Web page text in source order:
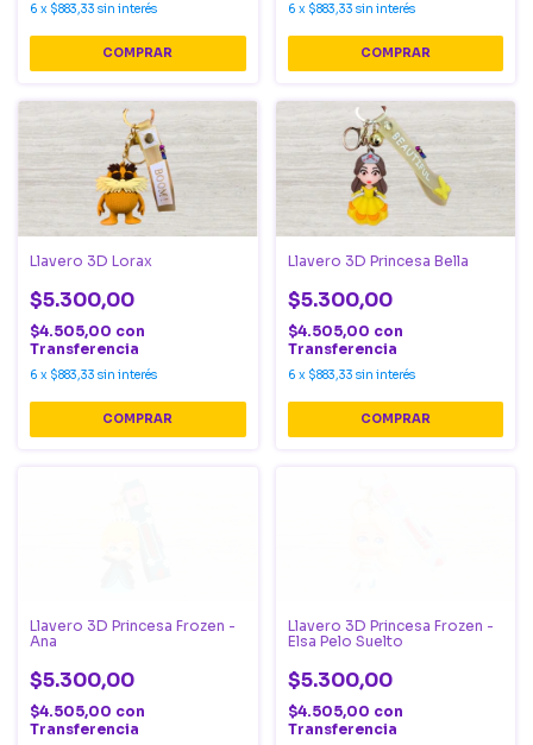
6 x $883,33 sin interés 6 x $883,33 sin interés
Llavero 3D Lorax
$5.300,00
$4.505,00 con
Transferencia
6 x $883,33 sin interés
Llavero 3D Princesa Bella
$5.300,00
$4.505,00 con
Transferencia
6 x $883,33 sin interés
Llavero 3D Princesa Frozen -
Ana
$5.300,00
$4.505,00 con
Transferencia
Llavero 3D Princesa Frozen -
Elsa Pelo Suelto
$5.300,00
$4.505,00 con
Transferencia